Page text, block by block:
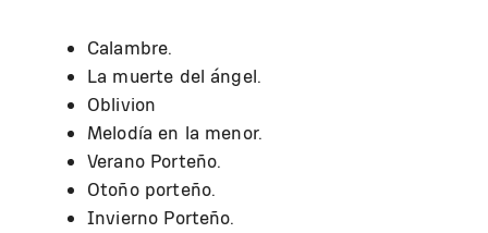
Calambre.
La muerte del ángel.
Oblivion
Melodía en la menor.
Verano Porteño.
Otoño porteño.
Invierno Porteño.